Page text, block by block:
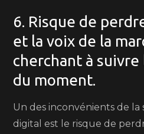
6. Risque de
et la voix de la
cherchant à
du moment.
Un des inconvénients de
digital est le risque de